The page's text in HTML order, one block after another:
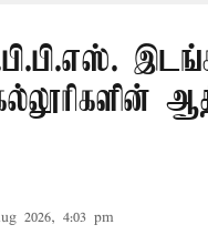
2026, 4:03 pm